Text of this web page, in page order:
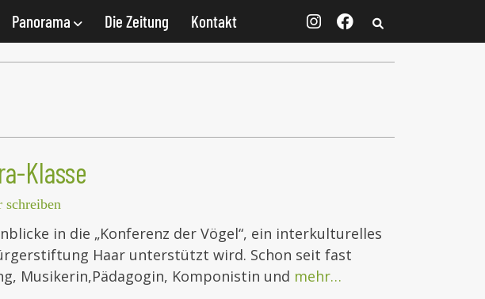
Panorama Die Zeitung Kontakt
Klasse
schreiben
in die „Konferenz der Vögel“, ein interkulturelles
Haar unterstützt wird. Schon seit fast
Musikerin,Pädagogin, Komponistin und mehr…